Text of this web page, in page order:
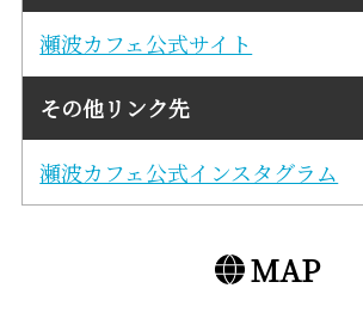
瀬波カフェ公式サイト
その他リンク先
瀬波カフェ公式インスタグラム
MAP